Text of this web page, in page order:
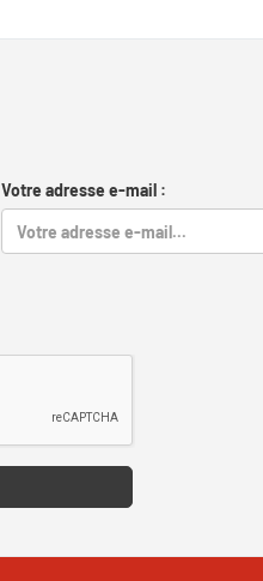
Votre adresse e-mail :